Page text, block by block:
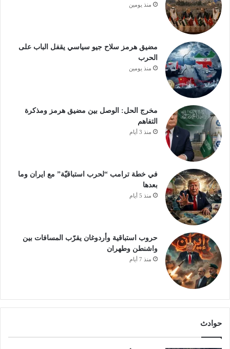
منذ يومين
مضيق هرمز سلاح جيو سياسي يقفل الباب على
الحرب
منذ يومين
مخرج الحل: الوصل بين مضيق هرمز ومذكرة
التفاهم
منذ 3 أيام
في خطة ترامب “لحرب استباقيّة” مع ايران وما
بعدها
منذ 5 أيام
حروب استباقية وأردوغان يقرّب المسافات بين
واشنطن وطهران
منذ 7 أيام
حوادث